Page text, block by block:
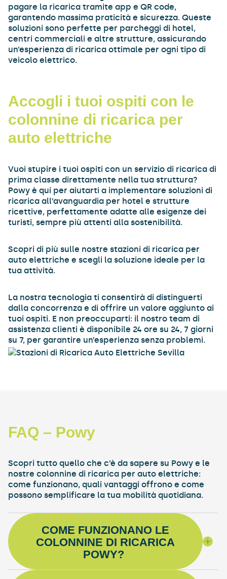
pagare la ricarica tramite app e QR code,
garantendo massima praticità e sicurezza. Queste
soluzioni sono perfette per parcheggi di hotel,
centri commerciali e altre strutture, assicurando
un’esperienza di ricarica ottimale per ogni tipo di
veicolo elettrico.
Accogli i tuoi ospiti con le
colonnine di ricarica per
auto elettriche
Vuoi stupire i tuoi ospiti con un servizio di ricarica di
prima classe direttamente nella tua struttura?
Powy è qui per aiutarti a implementare soluzioni di
ricarica all’avanguardia per hotel e strutture
ricettive, perfettamente adatte alle esigenze dei
turisti, sempre più attenti alla sostenibilità.
Scopri di più sulle nostre stazioni di ricarica per
auto elettriche e scegli la soluzione ideale per la
tua attività.
La nostra tecnologia ti consentirà di distinguerti
dalla concorrenza e di offrire un valore aggiunto ai
tuoi ospiti. E non preoccuparti: il nostro team di
assistenza clienti è disponibile 24 ore su 24, 7 giorni
su 7, per garantire un’esperienza senza problemi.
FAQ – Powy
Scopri tutto quello che c’è da sapere su Powy e le
nostre colonnine di ricarica per auto elettriche:
come funzionano, quali vantaggi offrono e come
possono semplificare la tua mobilità quotidiana.
COME FUNZIONANO LE
COLONNINE DI RICARICA
POWY?